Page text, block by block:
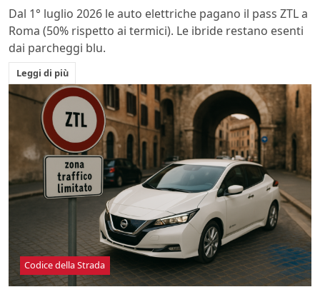
Dal 1° luglio 2026 le auto elettriche pagano il pass ZTL a
Roma (50% rispetto ai termici). Le ibride restano esenti
dai parcheggi blu.
Leggi di più
Codice della Strada